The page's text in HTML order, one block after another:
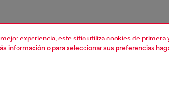
experiencia, este sitio utiliza cookies de
información o para seleccionar sus preferencias